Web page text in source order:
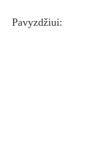
Pavyzdžiui: